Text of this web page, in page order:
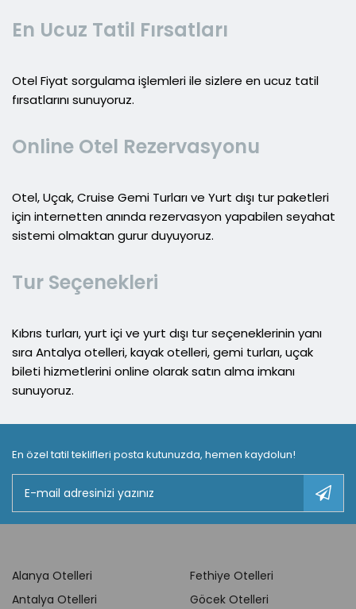
En Ucuz Tatil Fırsatları
Otel Fiyat sorgulama işlemleri ile sizlere en ucuz tatil
fırsatlarını sunuyoruz.
Online Otel Rezervasyonu
Otel, Uçak, Cruise Gemi Turları ve Yurt dışı tur paketleri
için internetten anında rezervasyon yapabilen seyahat
sistemi olmaktan gurur duyuyoruz.
Tur Seçenekleri
Kıbrıs turları, yurt içi ve yurt dışı tur seçeneklerinin yanı
sıra Antalya otelleri, kayak otelleri, gemi turları, uçak
bileti hizmetlerini online olarak satın alma imkanı
sunuyoruz.
En özel tatil teklifleri posta kutunuzda, hemen kaydolun!
Alanya Otelleri
Antalya Otelleri
Fethiye Otelleri
Göcek Otelleri